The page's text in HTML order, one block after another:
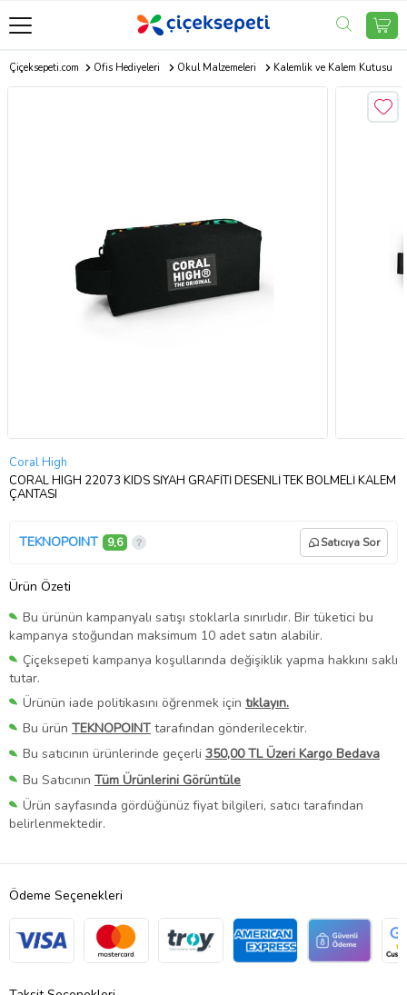
Çiçeksepeti.com Ofis Hediyeleri Okul Malzemeleri Kalemlik ve Kalem Kutusu
Coral High
CORAL HIGH 22073 KIDS SİYAH GRAFİTİ DESENLİ TEK BÖLMELİ KALEM
ÇANTASI
TEKNOPOINT 9,6 Satıcıya Sor
Ürün Özeti
Bu ürünün kampanyalı satışı stoklarla sınırlıdır. Bir tüketici bu
kampanya stoğundan maksimum 10 adet satın alabilir.
Çiçeksepeti kampanya koşullarında değişiklik yapma hakkını saklı
tutar.
Ürünün iade politikasını öğrenmek için tıklayın.
Bu ürün TEKNOPOINT tarafından gönderilecektir.
Bu satıcının ürünlerinde geçerli 350,00 TL Üzeri Kargo Bedava
Bu Satıcının Tüm Ürünlerini Görüntüle
Ürün sayfasında gördüğünüz fiyat bilgileri, satıcı tarafından
belirlenmektedir.
Ödeme Seçenekleri